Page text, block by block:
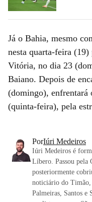
Já o Bahia, mesmo
nesta quarta-feira
Vitória, no dia 23
Baiano. Depois de
(domingo), enfrentará
(quinta-feira), pela
PorIúri Medeiros
Iúri Medeiros é
Líbero. Passou pela
posteriormente
noticiário do Timão,
Palmeiras, Santos e